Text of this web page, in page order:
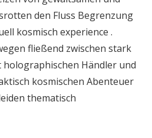
den Fluss Begrenzung
kosmisch experience .
fließend zwischen stark
Händler und
kosmischen Abenteuer
thematisch